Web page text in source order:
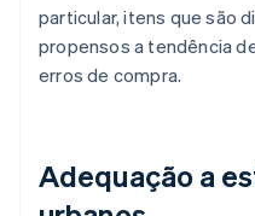
particular, itens que são
propensos a tendência
erros de compra.
Adequação a